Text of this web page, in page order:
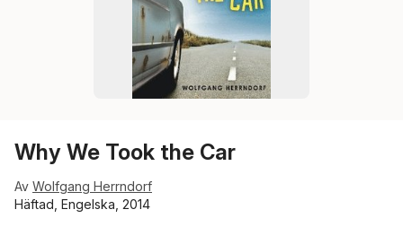
Why We Took the Car
Av Wolfgang Herrndorf
Häftad, Engelska, 2014